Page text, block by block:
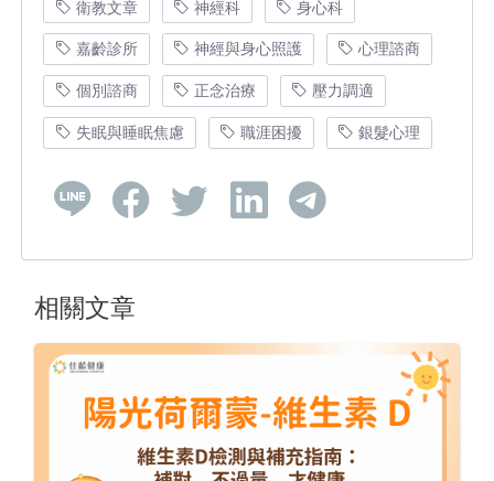
衛教文章 神經科
身心科
嘉齡診所
神經與身心照護
心理諮商
個別諮商
正念治療
壓力調適
失眠與睡眠焦慮
職涯困擾 銀髮心理
相關文章